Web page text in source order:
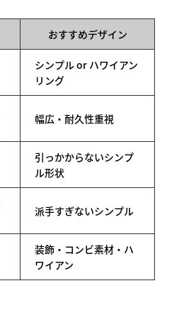
おすすめデザイン
シンプル or ハワイアン
リング
幅広・耐久性重視
引っかからないシンプ
ル形状
派手すぎないシンプル
装飾・コンビ素材・ハ
ワイアン